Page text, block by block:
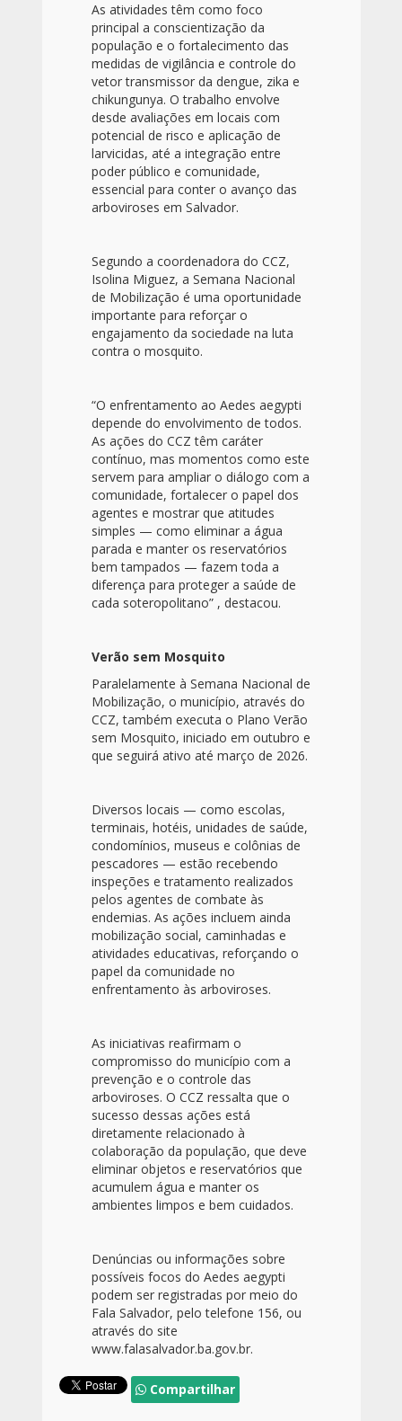
As atividades têm como foco
principal a conscientização da
população e o fortalecimento das
medidas de vigilância e controle do
vetor transmissor da dengue, zika e
chikungunya. O trabalho envolve
desde avaliações em locais com
potencial de risco e aplicação de
larvicidas, até a integração entre
poder público e comunidade,
essencial para conter o avanço das
arboviroses em Salvador.
Segundo a coordenadora do CCZ,
Isolina Miguez, a Semana Nacional
de Mobilização é uma oportunidade
importante para reforçar o
engajamento da sociedade na luta
contra o mosquito.
“O enfrentamento ao Aedes aegypti
depende do envolvimento de todos.
As ações do CCZ têm caráter
contínuo, mas momentos como este
servem para ampliar o diálogo com a
comunidade, fortalecer o papel dos
agentes e mostrar que atitudes
simples — como eliminar a água
parada e manter os reservatórios
bem tampados — fazem toda a
diferença para proteger a saúde de
cada soteropolitano” , destacou.
Verão sem Mosquito
Paralelamente à Semana Nacional de
Mobilização, o município, através do
CCZ, também executa o Plano Verão
sem Mosquito, iniciado em outubro e
que seguirá ativo até março de 2026.
Diversos locais — como escolas,
terminais, hotéis, unidades de saúde,
condomínios, museus e colônias de
pescadores — estão recebendo
inspeções e tratamento realizados
pelos agentes de combate às
endemias. As ações incluem ainda
mobilização social, caminhadas e
atividades educativas, reforçando o
papel da comunidade no
enfrentamento às arboviroses.
As iniciativas reafirmam o
compromisso do município com a
prevenção e o controle das
arboviroses. O CCZ ressalta que o
sucesso dessas ações está
diretamente relacionado à
colaboração da população, que deve
eliminar objetos e reservatórios que
acumulem água e manter os
ambientes limpos e bem cuidados.
Denúncias ou informações sobre
possíveis focos do Aedes aegypti
podem ser registradas por meio do
Fala Salvador, pelo telefone 156, ou
através do site
www.falasalvador.ba.gov.br.
Compartilhar